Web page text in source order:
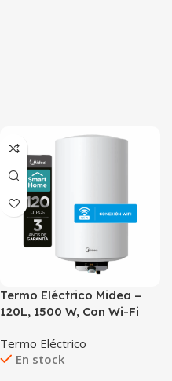
Termo Eléctrico Midea –
120L, 1500 W, Con Wi-Fi
Termo Eléctrico
En stock